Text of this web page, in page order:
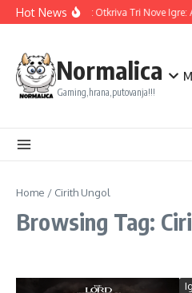
Skip to content
Hot NewsUbisoft Otkriva Tri Nove
Normalica
Gaming,hrana,putovanja!!!
Home / Cirith Ungol
Browsing Tag: